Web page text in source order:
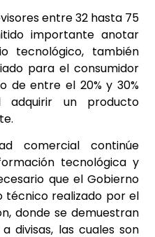
entre 32 hasta 75
importante anotar
tecnológico, también
para el consumidor
de entre el 20% y 30%
adquirir un producto
comercial continúe
tecnológica y
que el Gobierno
técnico realizado por el
donde se demuestran
divisas, las cuales son